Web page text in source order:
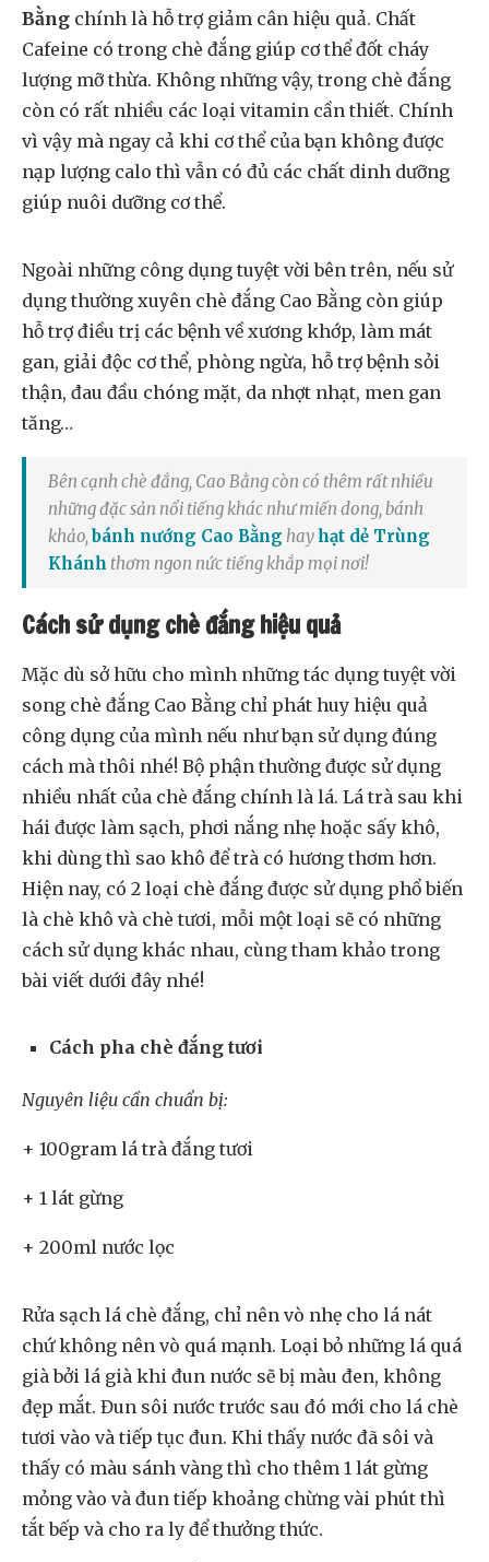
Bằng chính là hỗ trợ giảm cân hiệu quả. Chất
Cafeine có trong chè đắng giúp cơ thể đốt cháy
lượng mỡ thừa. Không những vậy, trong chè đắng
còn có rất nhiều các loại vitamin cần thiết. Chính
vì vậy mà ngay cả khi cơ thể của bạn không được
nạp lượng calo thì vẫn có đủ các chất dinh dưỡng
giúp nuôi dưỡng cơ thể.
Ngoài những công dụng tuyệt vời bên trên, nếu sử
dụng thường xuyên chè đắng Cao Bằng còn giúp
hỗ trợ điều trị các bệnh về xương khớp, làm mát
gan, giải độc cơ thể, phòng ngừa, hỗ trợ bệnh sỏi
thận, đau đầu chóng mặt, da nhợt nhạt, men gan
tăng…
Bên cạnh chè đắng, Cao Bằng còn có thêm rất nhiều
những đặc sản nổi tiếng khác như miến dong, bánh
khảo,bánh nướng Cao Bằng hay hạt dẻ Trùng
Khánh thơm ngon nức tiếng khắp mọi nơi!
Cách sử dụng chè đắng hiệu quả
Mặc dù sở hữu cho mình những tác dụng tuyệt vời
song chè đắng Cao Bằng chỉ phát huy hiệu quả
công dụng của mình nếu như bạn sử dụng đúng
cách mà thôi nhé! Bộ phận thường được sử dụng
nhiều nhất của chè đắng chính là lá. Lá trà sau khi
hái được làm sạch, phơi nắng nhẹ hoặc sấy khô,
khi dùng thì sao khô để trà có hương thơm hơn.
Hiện nay, có 2 loại chè đắng được sử dụng phổ biến
là chè khô và chè tươi, mỗi một loại sẽ có những
cách sử dụng khác nhau, cùng tham khảo trong
bài viết dưới đây nhé!
Cách pha chè đắng tươi
Nguyên liệu cần chuẩn bị:
+ 100gram lá trà đắng tươi
+ 1 lát gừng
+ 200ml nước lọc
Rửa sạch lá chè đắng, chỉ nên vò nhẹ cho lá nát
chứ không nên vò quá mạnh. Loại bỏ những lá quá
già bởi lá già khi đun nước sẽ bị màu đen, không
đẹp mắt. Đun sôi nước trước sau đó mới cho lá chè
tươi vào và tiếp tục đun. Khi thấy nước đã sôi và
thấy có màu sánh vàng thì cho thêm 1 lát gừng
mỏng vào và đun tiếp khoảng chừng vài phút thì
tắt bếp và cho ra ly để thưởng thức.